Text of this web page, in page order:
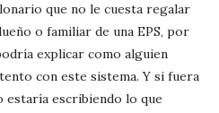
que no le cuesta regalar
o familiar de una EPS, por
explicar como alguien
con este sistema. Y si fuera
estaría escribiendo lo que